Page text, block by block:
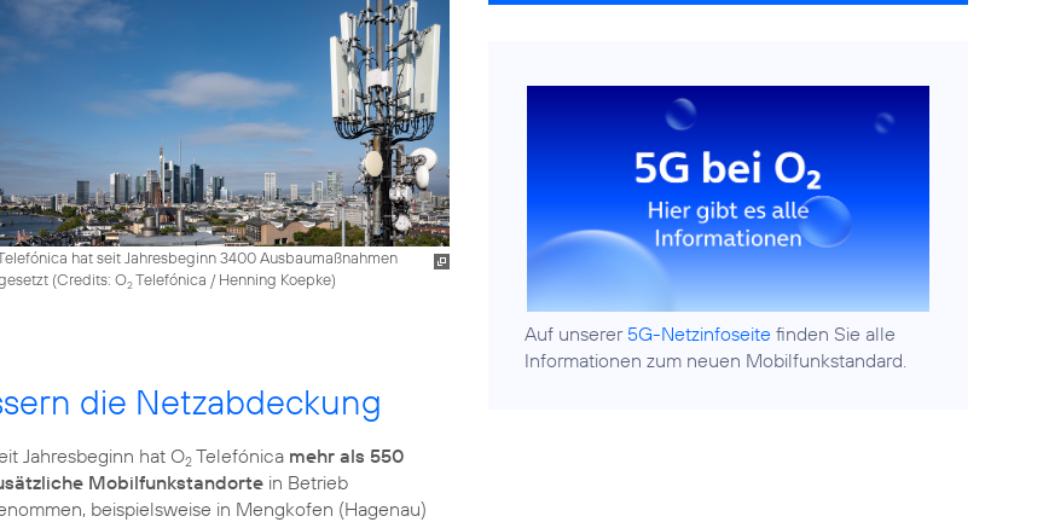
hat seit Jahresbeginn 3400 Ausbaumaßnahmen
(Credits: O2Telefónica / Henning Koepke)
die Netzabdeckung
Jahresbeginn hat O2Telefónica mehr als 550
Mobilfunkstandortein Betrieb
beispielsweise in Mengkofen (Hagenau)
Auf unserer 5G-Netzinfoseite finden Sie alle
Informationen zum neuen Mobilfunkstandard.